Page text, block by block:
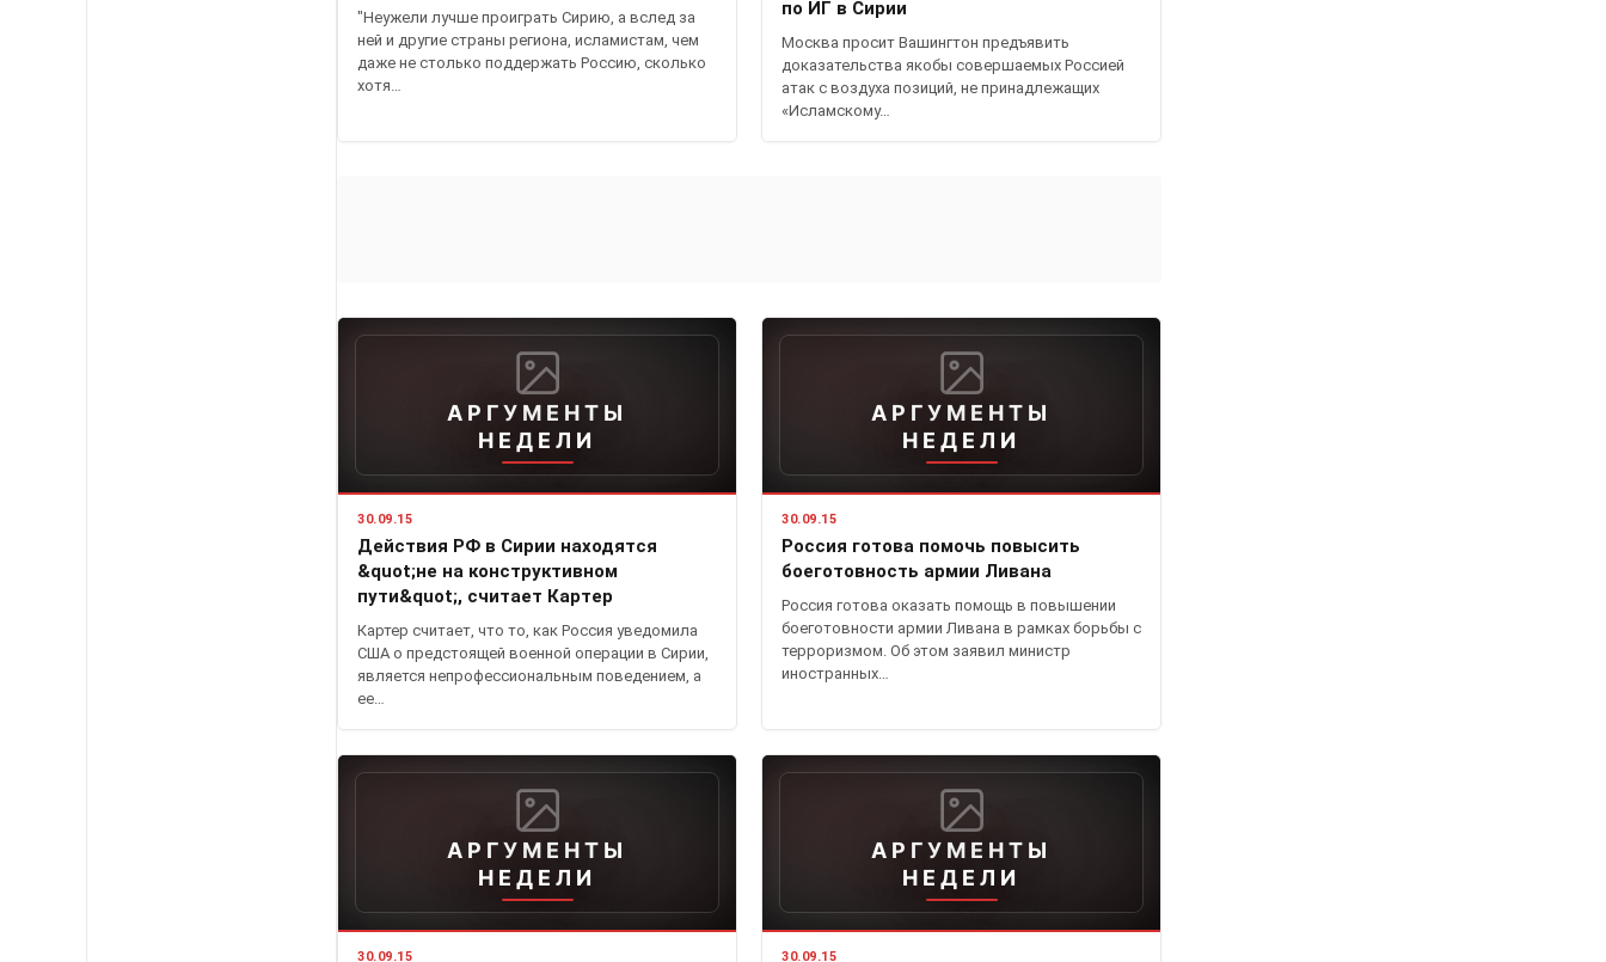
"Неужели лучше проиграть Сирию, а вслед за
ней и другие страны региона, исламистам, чем
даже не столько поддержать Россию, сколько
хотя…
по ИГ в Сирии
Москва просит Вашингтон предъявить
доказательства якобы совершаемых Россией
атак с воздуха позиций, не принадлежащих
«Исламскому…
АРГУМЕНТЫ
НЕДЕЛИ
30.09.15
Действия РФ в Сирии находятся
&quot;не на конструктивном
пути&quot;, считает Картер
Картер считает, что то, как Россия уведомила
США о предстоящей военной операции в Сирии,
является непрофессиональным поведением, а
ее…
АРГУМЕНТЫ
НЕДЕЛИ
30.09.15
Россия готова помочь повысить
боеготовность армии Ливана
Россия готова оказать помощь в повышении
боеготовности армии Ливана в рамках борьбы с
терроризмом. Об этом заявил министр
иностранных…
АРГУМЕНТЫ
НЕДЕЛИ
30.09.15
АРГУМЕНТЫ
НЕДЕЛИ
30.09.15